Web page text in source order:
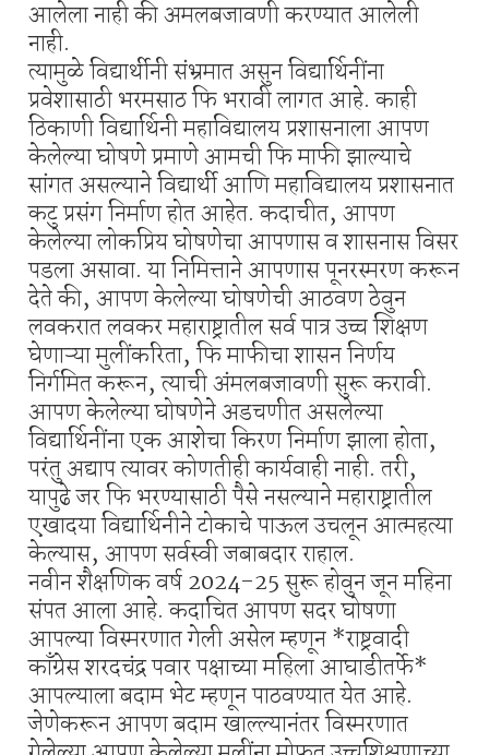
आलेला नाही की अमलबजावणी करण्यात आलेली
नाही.
त्यामुळे विद्यार्थीनी संभ्रमात असुन विद्यार्थिनींना
प्रवेशासाठी भरमसाठ फि भरावी लागत आहे. काही
ठिकाणी विद्यार्थिनी महाविद्यालय प्रशासनाला आपण
केलेल्या घोषणे प्रमाणे आमची फि माफी झाल्याचे
सांगत असल्याने विद्यार्थी आणि महाविद्यालय प्रशासनात
कटु प्रसंग निर्माण होत आहेत. कदाचीत, आपण
केलेल्या लोकप्रिय घोषणेचा आपणास व शासनास विसर
पडला असावा. या निमित्ताने आपणास पूनरस्मरण करून
देते की, आपण केलेल्या घोषणेची आठवण ठेवुन
लवकरात लवकर महाराष्ट्रातील सर्व पात्र उच्च शिक्षण
घेणाऱ्या मुलींकरिता, फि माफीचा शासन निर्णय
निर्गमित करून, त्याची अंमलबजावणी सुरू करावी.
आपण केलेल्या घोषणेने अडचणीत असलेल्या
विद्यार्थिनींना एक आशेचा किरण निर्माण झाला होता,
परंतु अद्याप त्यावर कोणतीही कार्यवाही नाही. तरी,
यापुढे जर फि भरण्यासाठी पैसे नसल्याने महाराष्ट्रातील
एखादया विद्यार्थिनीने टोकाचे पाऊल उचलून आत्महत्या
केल्यास, आपण सर्वस्वी जबाबदार राहाल.
नवीन शैक्षणिक वर्ष 2024-25 सुरू होवुन जून महिना
संपत आला आहे. कदाचित आपण सदर घोषणा
आपल्या विस्मरणात गेली असेल म्हणून *राष्ट्रवादी
काँग्रेस शरदचंद्र पवार पक्षाच्या महिला आघाडीतर्फे*
आपल्याला बदाम भेट म्हणून पाठवण्यात येत आहे.
जेणेकरून आपण बदाम खाल्ल्यानंतर विस्मरणात